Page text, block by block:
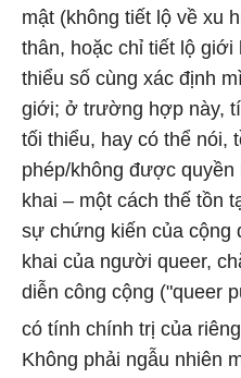
mật (không tiết lộ về xu
thân, hoặc chỉ tiết lộ giới
thiểu số cùng xác định
giới; ở trường hợp này,
tối thiểu, hay có thể nói,
phép/không được quyền
khai – một cách thế tồn
sự chứng kiến của cộng
khai của người queer,
diễn công cộng ("queer
có tính chính trị của
Không phải ngẫu nhiên